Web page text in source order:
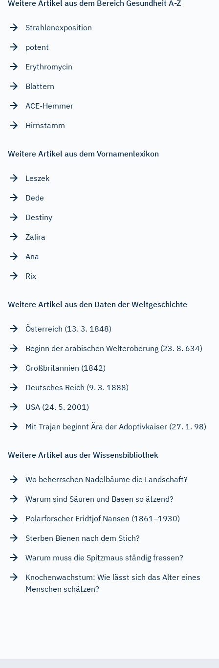
Weitere Artikel aus dem Bereich Gesundheit A-Z
Strahlenexposition
potent
Erythromycin
Blattern
ACE-Hemmer
Hirnstamm
Weitere Artikel aus dem Vornamenlexikon
Leszek
Dede
Destiny
Zalira
Ana
Rix
Weitere Artikel aus den Daten der Weltgeschichte
Österreich (13. 3. 1848)
Beginn der arabischen Welteroberung (23. 8. 634)
Großbritannien (1842)
Deutsches Reich (9. 3. 1888)
USA (24. 5. 2001)
Mit Trajan beginnt Ära der Adoptivkaiser (27. 1. 98)
Weitere Artikel aus der Wissensbibliothek
Wo beherrschen Nadelbäume die Landschaft?
Warum sind Säuren und Basen so ätzend?
Polarforscher Fridtjof Nansen (1861–1930)
Sterben Bienen nach dem Stich?
Warum muss die Spitzmaus ständig fressen?
Knochenwachstum: Wie lässt sich das Alter eines
Menschen schätzen?